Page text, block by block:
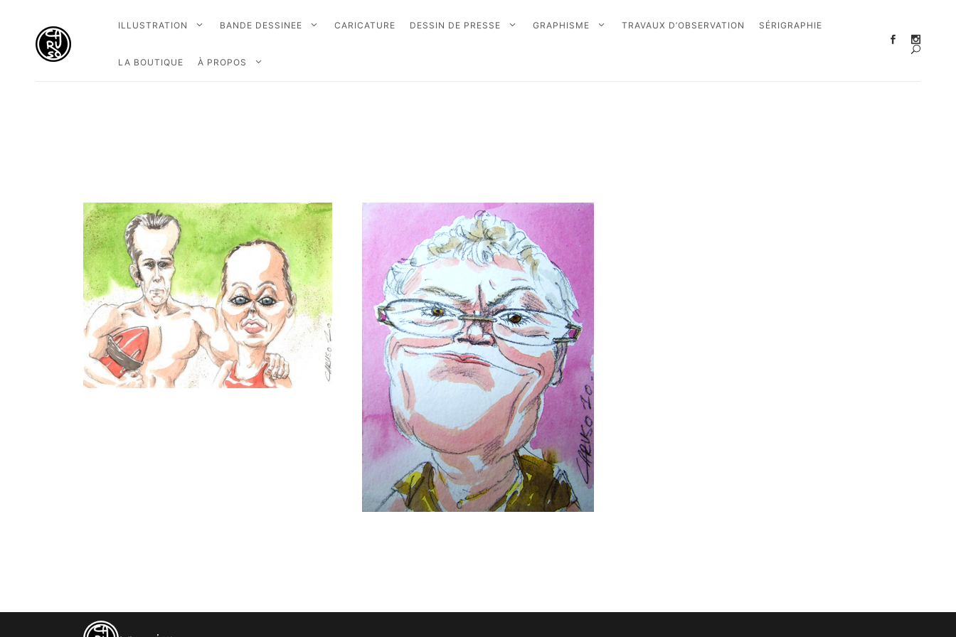
ILLUSTRATION BANDE DESSINEE CARICATURE DESSIN DE PRESSE GRAPHISME TRAVAUX D’OBSERVATION SÉRIGRAPHIE
LA BOUTIQUE À PROPOS